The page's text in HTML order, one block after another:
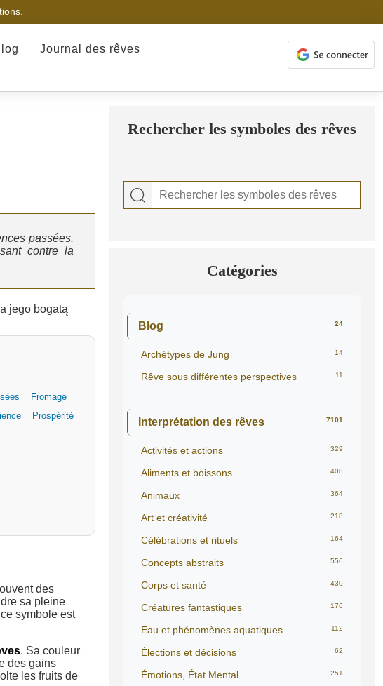
Journal des rêves
passées.
contre la
Fromage
Prospérité
des
sa pleine
symbole est
. Sa couleur
des gains
les fruits de
Rechercher les symboles des rêves
Catégories
Blog 24
Archétypes de Jung 14
Rêve sous différentes perspectives 11
Interprétation des rêves 7101
Activités et actions 329
Aliments et boissons 408
Animaux 364
Art et créativité 218
Célébrations et rituels 164
Concepts abstraits 556
Corps et santé 430
Créatures fantastiques 176
Eau et phénomènes aquatiques 112
Élections et décisions 62
Émotions, État Mental 251